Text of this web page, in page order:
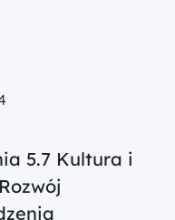
5.7 Kultura i